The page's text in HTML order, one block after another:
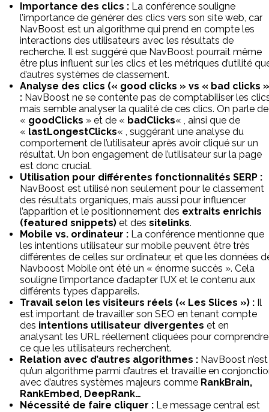
Importance des clics : La conférence souligne
l’importance de générer des clics vers son site web, car
NavBoost est un algorithme qui prend en compte les
interactions des utilisateurs avec les résultats de
recherche. Il est suggéré que NavBoost pourrait même
être plus influent sur les clics et les métriques d’utilité
d’autres systèmes de classement.
Analyse des clics (« good clicks » vs « bad clicks
: NavBoost ne se contente pas de comptabiliser les
mais semble analyser la qualité de ces clics. On parle de
« goodClicks » et de « badClicks« , ainsi que de
« lastLongestClicks« , suggérant une analyse du
comportement de l’utilisateur après avoir cliqué sur un
résultat. Un bon engagement de l’utilisateur sur la page
est donc crucial.
Utilisation pour différentes fonctionnalités SERP :
NavBoost est utilisé non seulement pour le classement
des résultats organiques, mais aussi pour influencer
l’apparition et le positionnement des extraits enrichis
(featured snippets) et des sitelinks.
Mobile vs. ordinateur : La conférence mentionne que
les intentions utilisateur sur mobile peuvent être très
différentes de celles sur ordinateur, et que les données
Navboost Mobile ont été un « énorme succès ». Cela
souligne l’importance d’adapter l’UX et le contenu aux
différents types d’appareils.
Travail selon les visiteurs réels (« Les Slices ») : Il
est important de travailler son SEO en tenant compte
des intentions utilisateur divergentes et en
analysant les URL réellement cliquées pour comprendre
ce que les utilisateurs recherchent.
Relation avec d’autres algorithmes : NavBoost n’est
qu’un algorithme parmi d’autres et travaille en
avec d’autres systèmes majeurs comme RankBrain,
RankEmbed, DeepRank…
Nécessité de faire cliquer : Le message central est